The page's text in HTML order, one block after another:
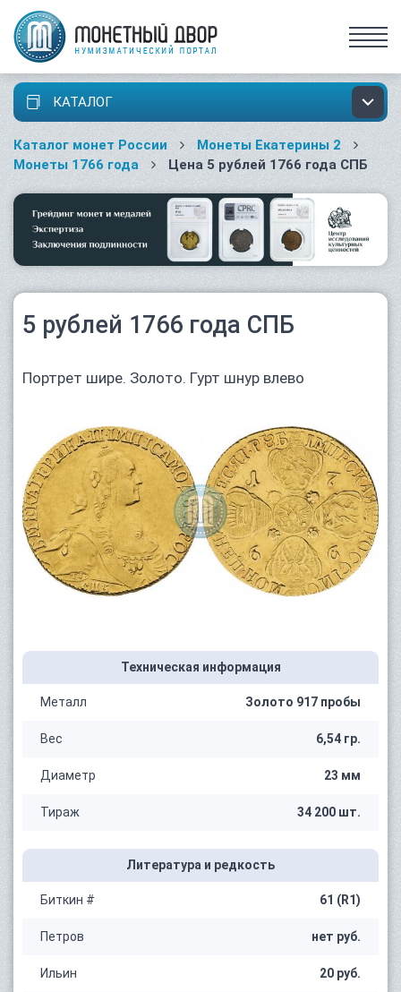
КАТАЛОГ
Каталог монет России
Монеты Екатерины 2
Монеты 1766 года
Цена 5 рублей 1766 года СПБ
5 рублей 1766 года СПБ
Портрет шире. Золото. Гурт шнур влево
Техническая информация
Металл Золото 917 пробы
Вес 6,54 гр.
Диаметр 23 мм
Тираж 34 200 шт.
Литература и редкость
Биткин # 61 (R1)
Петров нет руб.
Ильин 20 руб.